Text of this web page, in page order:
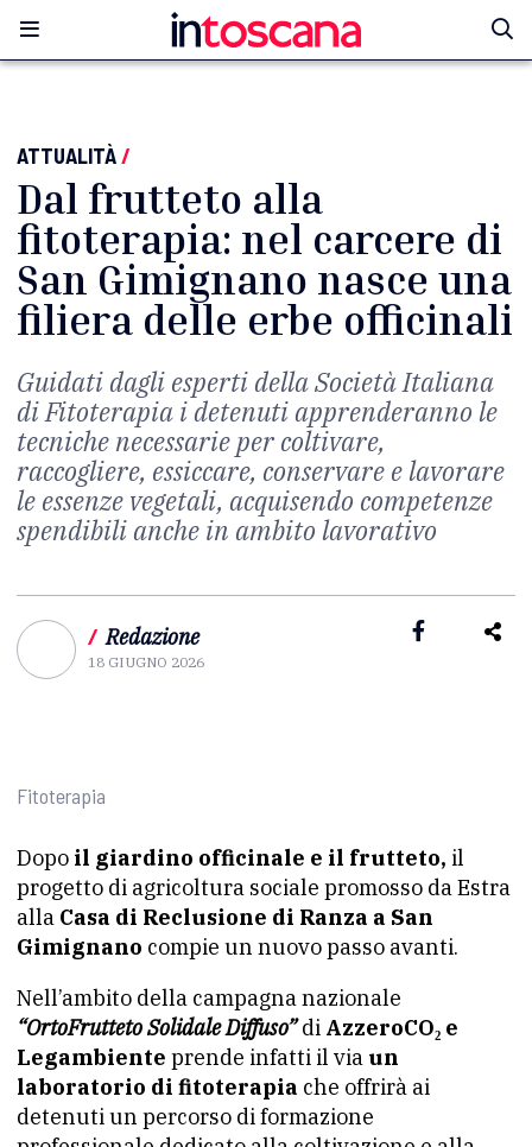
ATTUALITÀ/
Dal frutteto alla
fitoterapia: nel carcere di
San Gimignano nasce una
filiera delle erbe officinali
Guidati dagli esperti della Società Italiana
di Fitoterapia i detenuti apprenderanno le
tecniche necessarie per coltivare,
raccogliere, essiccare, conservare e lavorare
le essenze vegetali, acquisendo competenze
spendibili anche in ambito lavorativo
/ Redazione
18 GIUGNO 2026
Fitoterapia
Dopo il giardino officinale e il frutteto, il
progetto di agricoltura sociale promosso da Estra
alla Casa di Reclusione di Ranza a San
Gimignano compie un nuovo passo avanti.
Nell’ambito della campagna nazionale
“OrtoFrutteto Solidale Diffuso” di AzzeroCO₂ e
Legambiente prende infatti il via un
laboratorio di fitoterapia che offrirà ai
detenuti un percorso di formazione